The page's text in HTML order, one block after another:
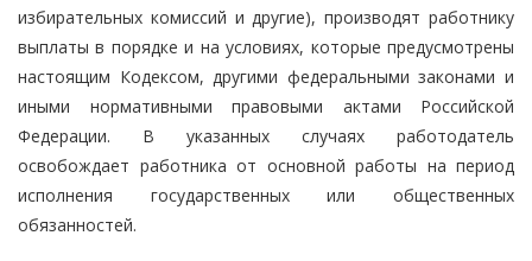
избирательных комиссий и другие), производят работнику
выплаты в порядке и на условиях, которые предусмотрены
настоящим Кодексом, другими федеральными законами и
иными нормативными правовыми актами Российской
Федерации. В указанных случаях работодатель
освобождает работника от основной работы на период
исполнения государственных или общественных
обязанностей.